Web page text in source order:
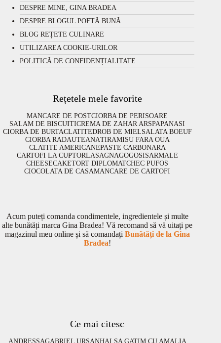
DESPRE MINE, GINA BRADEA
DESPRE BLOGUL POFTĂ BUNĂ
BLOG REȚETE CULINARE
UTILIZAREA COOKIE-URILOR
POLITICĂ DE CONFIDENȚIALITATE
Rețetele mele favorite
MANCARE DE POSTCIORBA DE PERISOARE
SALAM DE BISCUITICREMA DE ZAHAR ARSPAPANASI
CIORBA DE BURTACLATITEDROB DE MIELSALATA BOEUF
CIORBA RADAUTEANATIRAMISU FARA OUA
CLATITE AMERICANEPASTE CARBONARA
CARTOFI LA CUPTORLASAGNAGOGOSISARMALE
CHEESECAKETORT DIPLOMATCHEC PUFOS
CIOCOLATA DE CASAMANCARE DE CARTOFI
Acum puteți comanda condimentele, ingredientele și multe
alte bunătăți marca Gina Bradea! Vă recomand să vă uitați pe
magazinul meu online și să comandați Bunătăți de la Gina
Bradea!
Ce mai citesc
ANDRESSAGABRIEL URSANHAI SA GATIM CU AMALIA